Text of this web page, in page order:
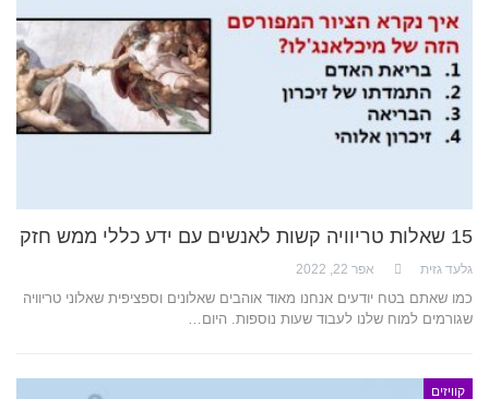
15 שאלות טריוויה קשות לאנשים עם ידע כללי ממש חזק
גלעד גזית אפר 22, 2022
כמו שאתם בטח יודעים אנחנו מאוד אוהבים שאלונים וספציפית שאלוני טריוויה
שגורמים למוח שלנו לעבוד שעות נוספות. היום…
קוויזים